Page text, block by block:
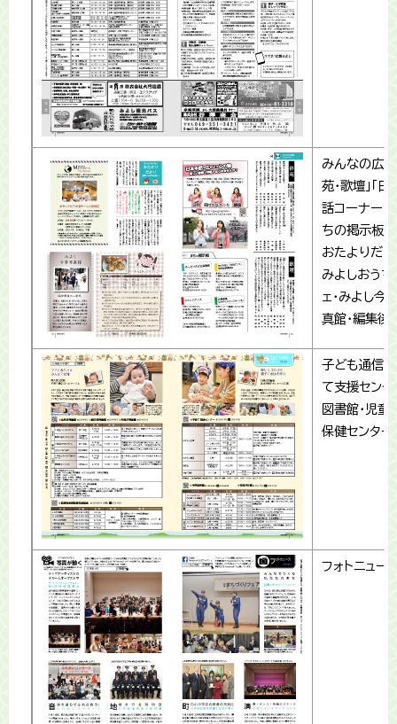
みんなの広場
苑・歌壇」「日
話コーナー」
ちの掲示板」
おたよりだよ
みよしおうち
ェ・みよし今
真館・編集後
子ども通信(
て支援センタ
図書館・児童
保健センタ
フォトニュー